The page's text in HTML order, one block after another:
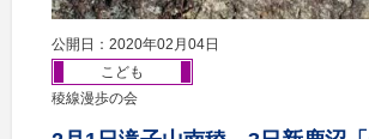
公開日：2020年02月04日
こども
稜線漫歩の会